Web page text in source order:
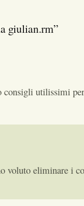
giulian.rm”
consigli utilissimi
voluto eliminare i